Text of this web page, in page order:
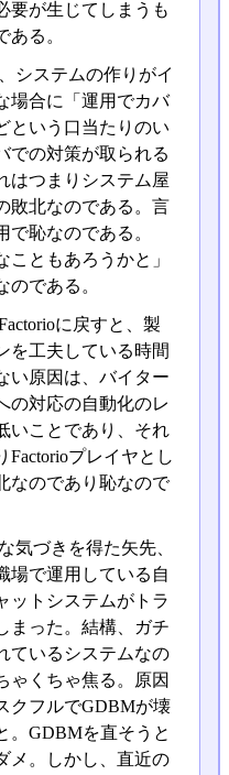
要が生じてしまうも
ある。
システムの作りがイ
場合に「運用でカバ
という口当たりのい
での対策が取られる
はつまりシステム屋
敗北なのである。言
で恥なのである。
こともあろうかと」
のである。
に戻すと、製
を工夫している時間
い原因は、バイター
の対応の自動化のレ
いことであり、それ
Factorioプレイヤとし
なのであり恥なので
気づきを得た矢先、
場で運用している自
ットシステムがトラ
まった。結構、ガチ
ているシステムなの
ゃくちゃ焦る。原因
クフルでGDBMが壊
。GDBMを直そうと
メ。しかし、直近の